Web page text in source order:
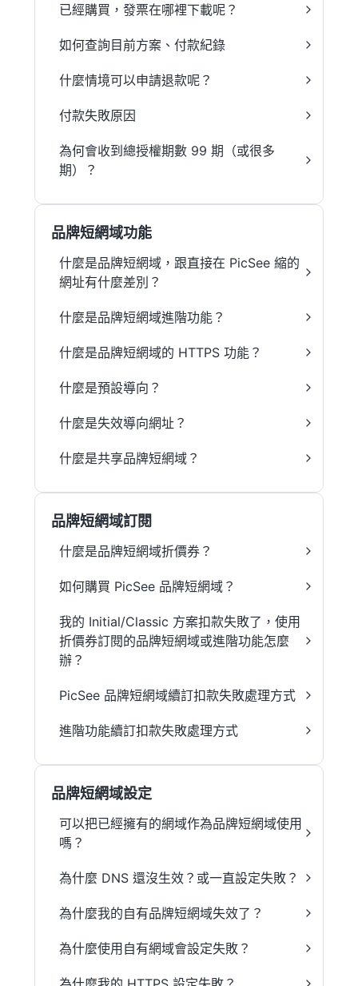
已經購買，發票在哪裡下載呢？
如何查詢目前方案、付款紀錄
什麼情境可以申請退款呢？
付款失敗原因
為何會收到總授權期數 99 期（或很多
期）？
品牌短網域功能
什麼是品牌短網域，跟直接在 PicSee 縮的
網址有什麼差別？
什麼是品牌短網域進階功能？
什麼是品牌短網域的 HTTPS 功能？
什麼是預設導向？
什麼是失效導向網址？
什麼是共享品牌短網域？
品牌短網域訂閱
什麼是品牌短網域折價券？
如何購買 PicSee 品牌短網域？
我的 Initial/Classic 方案扣款失敗了，使用
折價券訂閱的品牌短網域或進階功能怎麼
辦？
PicSee 品牌短網域續訂扣款失敗處理方式
進階功能續訂扣款失敗處理方式
品牌短網域設定
可以把已經擁有的網域作為品牌短網域使用
嗎？
為什麼 DNS 還沒生效？或一直設定失敗？
為什麼我的自有品牌短網域失效了？
為什麼使用自有網域會設定失敗？